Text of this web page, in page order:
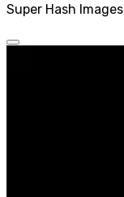
Super Hash Images